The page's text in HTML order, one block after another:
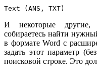
Text (ANS, TXT)
И некоторые
собираетесь найти
в формате Word с
задать этот параметр
поисковой строке. Это